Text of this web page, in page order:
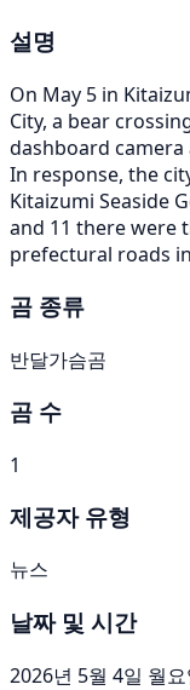
설명
On May 5 in
City, a bear
dashboard camera
In response, the
Kitaizumi Seaside
and 11 there were
prefectural roads
곰 종류
반달가슴곰
곰 수
1
제공자 유형
뉴스
날짜 및 시간
2026년 5월 4일 월